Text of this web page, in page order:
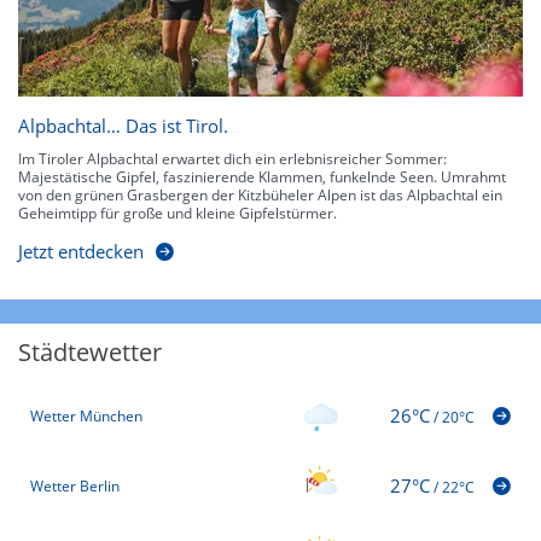
Alpbachtal… Das ist Tirol.
Im Tiroler Alpbachtal erwartet dich ein erlebnisreicher Sommer:
Majestätische Gipfel, faszinierende Klammen, funkelnde Seen. Umrahmt
von den grünen Grasbergen der Kitzbüheler Alpen ist das Alpbachtal ein
Geheimtipp für große und kleine Gipfelstürmer.
Jetzt entdecken
Städtewetter
Wetter München 26°C/20°C
Wetter Berlin 27°C/22°C